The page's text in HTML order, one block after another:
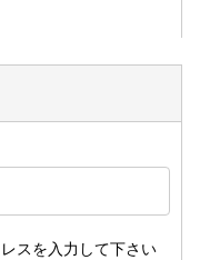
スを入力して下さい